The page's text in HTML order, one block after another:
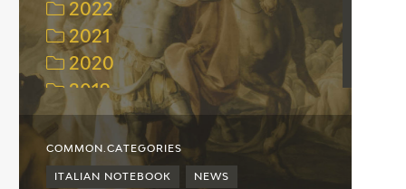
ARASAAC
2022
2021
2020
2019
2018
2017
2016
COMMON.CATEGORIES
ITALIAN NOTEBOOK NEWS